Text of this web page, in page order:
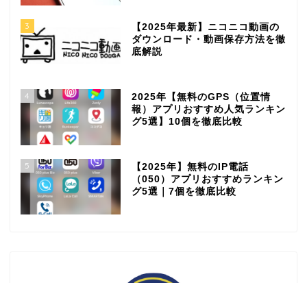
3
【2025年最新】ニコニコ動画の
ダウンロード・動画保存方法を徹
底解説
4
2025年【無料のGPS（位置情
報）アプリおすすめ人気ランキン
グ5選】10個を徹底比較
5
【2025年】無料のIP電話
（050）アプリおすすめランキン
グ5選｜7個を徹底比較